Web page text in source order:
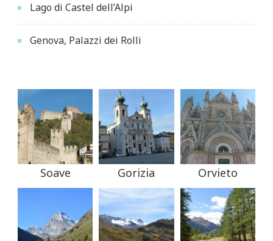
Lago di Castel dell’Alpi
Genova, Palazzi dei Rolli
Soave Gorizia Orvieto